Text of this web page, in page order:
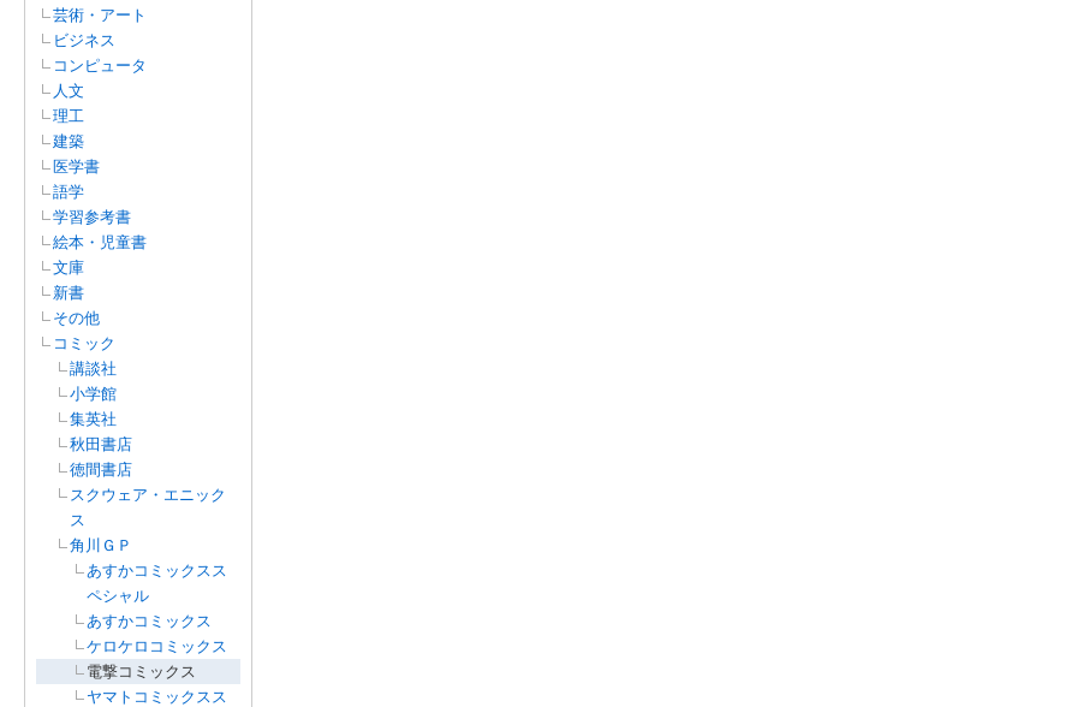
芸術・アート
ビジネス
コンピュータ
人文
理工
建築
医学書
語学
学習参考書
絵本・児童書
文庫
新書
その他
コミック
講談社
小学館
集英社
秋田書店
徳間書店
スクウェア・エニック
ス
角川ＧＰ
あすかコミックスス
ペシャル
あすかコミックス
ケロケロコミックス
電撃コミックス
ヤマトコミックスス